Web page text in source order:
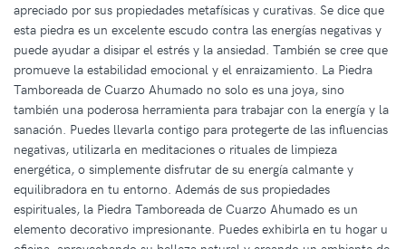
apreciado por sus propiedades metafísicas y curativas. Se dice que
esta piedra es un excelente escudo contra las energías negativas y
puede ayudar a disipar el estrés y la ansiedad. También se cree que
promueve la estabilidad emocional y el enraizamiento. La Piedra
Tamboreada de Cuarzo Ahumado no solo es una joya, sino
también una poderosa herramienta para trabajar con la energía y la
sanación. Puedes llevarla contigo para protegerte de las influencias
negativas, utilizarla en meditaciones o rituales de limpieza
energética, o simplemente disfrutar de su energía calmante y
equilibradora en tu entorno. Además de sus propiedades
espirituales, la Piedra Tamboreada de Cuarzo Ahumado es un
elemento decorativo impresionante. Puedes exhibirla en tu hogar u